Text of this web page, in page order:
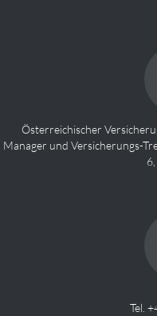
Österreichischer
Manager und Versicherungs-
Tel.